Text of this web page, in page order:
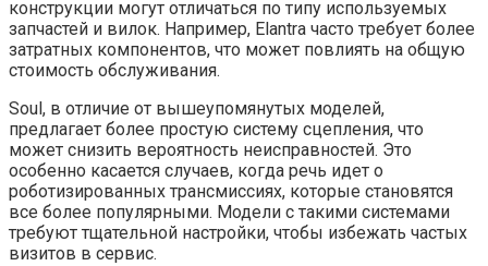
конструкции могут отличаться по типу используемых
запчастей и вилок. Например, Elantra часто требует более
затратных компонентов, что может повлиять на общую
стоимость обслуживания.
Soul, в отличие от вышеупомянутых моделей,
предлагает более простую систему сцепления, что
может снизить вероятность неисправностей. Это
особенно касается случаев, когда речь идет о
роботизированных трансмиссиях, которые становятся
все более популярными. Модели с такими системами
требуют тщательной настройки, чтобы избежать частых
визитов в сервис.